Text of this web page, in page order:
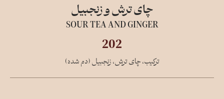
چای ترش و زنجبیل
SOUR TEA AND GINGER
202
ترکیب، چای ترش، زنجبیل (دم شده)